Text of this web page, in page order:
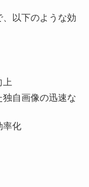
以下のような効
上
自画像の迅速な
率化